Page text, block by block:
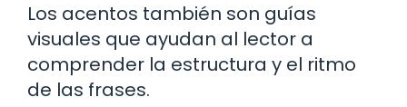
Los acentos también son guías
visuales que ayudan al lector a
comprender la estructura y el ritmo
de las frases.